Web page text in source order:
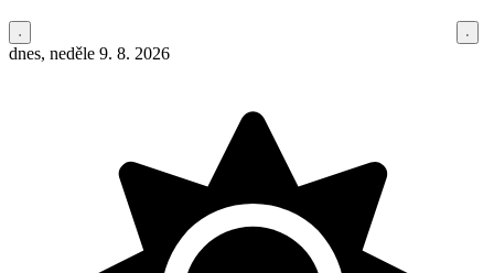
dnes, neděle 9. 8. 2026